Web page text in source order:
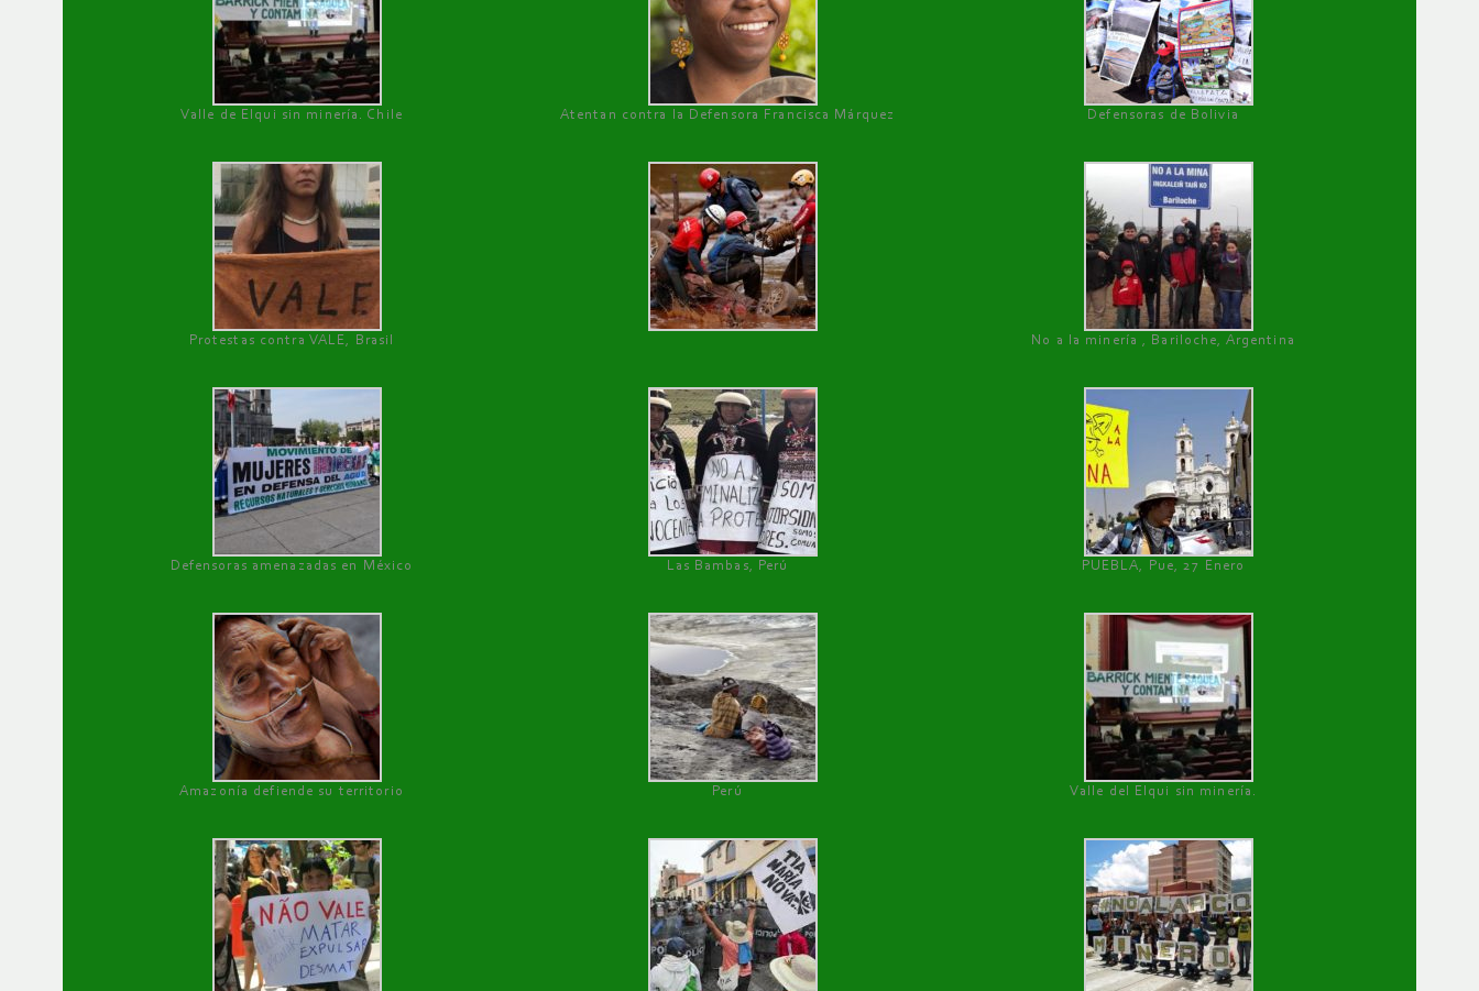
Valle de Elqui sin minería. Chile Atentan contra la Defensora Francisca Márquez Defensoras de Bolivia
Protestas contra VALE, Brasil No a la minería , Bariloche, Argentina
Defensoras amenazadas en México Las Bambas, Perú PUEBLA, Pue, 27 Enero
Amazonía defiende su territorio Perú Valle del Elqui sin minería.